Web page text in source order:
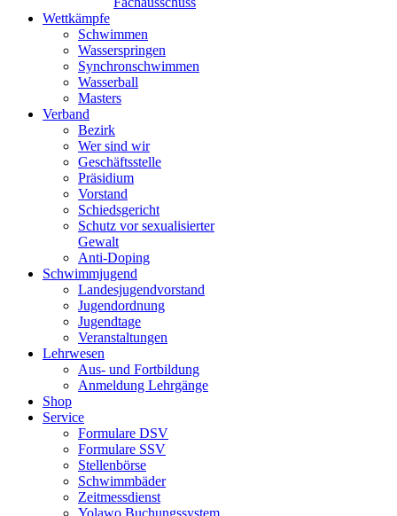
Wettkämpfe
Schwimmen
Wasserspringen
Synchronschwimmen
Wasserball
Masters
Verband
Bezirk
Wer sind wir
Geschäftsstelle
Präsidium
Vorstand
Schiedsgericht
Schutz vor sexualisierter
Gewalt
Anti-Doping
Schwimmjugend
Landesjugendvorstand
Jugendordnung
Jugendtage
Veranstaltungen
Lehrwesen
Aus- und Fortbildung
Anmeldung Lehrgänge
Shop
Service
Formulare DSV
Formulare SSV
Stellenbörse
Schwimmbäder
Zeitmessdienst
Yolawo Buchungssystem